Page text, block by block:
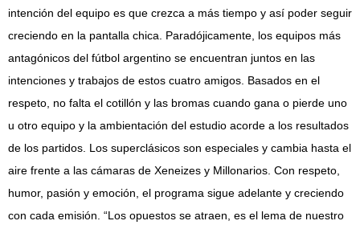
intención del equipo es que crezca a más tiempo y así poder seguir
creciendo en la pantalla chica. Paradójicamente, los equipos más
antagónicos del fútbol argentino se encuentran juntos en las
intenciones y trabajos de estos cuatro amigos. Basados en el
respeto, no falta el cotillón y las bromas cuando gana o pierde uno
u otro equipo y la ambientación del estudio acorde a los resultados
de los partidos. Los superclásicos son especiales y cambia hasta el
aire frente a las cámaras de Xeneizes y Millonarios. Con respeto,
humor, pasión y emoción, el programa sigue adelante y creciendo
con cada emisión. “Los opuestos se atraen, es el lema de nuestro